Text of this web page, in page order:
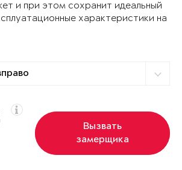
и при этом сохранит идеальный
характеристики на
Вызвать
замерщика